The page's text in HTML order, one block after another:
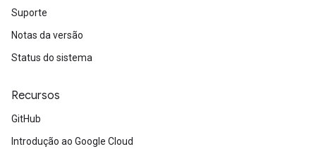
Suporte
Notas da versão
Status do sistema
Recursos
GitHub
Introdução ao Google Cloud